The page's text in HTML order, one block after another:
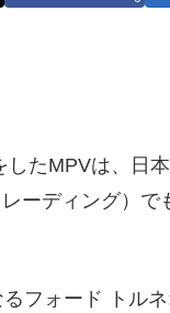
たMPVは、日
ーディング）
フォード トル